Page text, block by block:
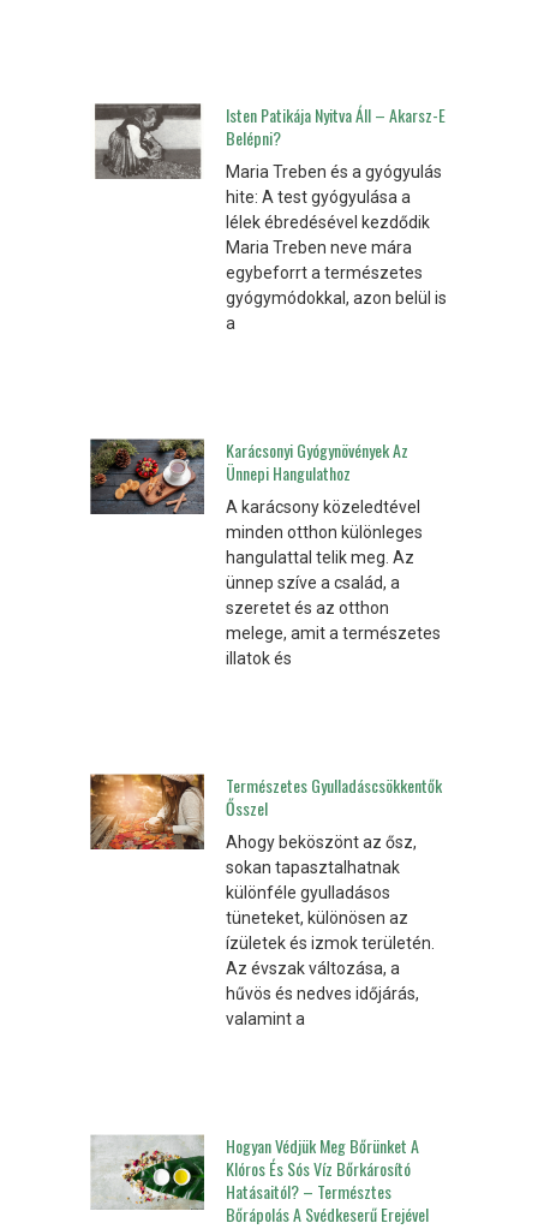
Isten Patikája Nyitva Áll – Akarsz-E
Belépni?
Maria Treben és a gyógyulás
hite: A test gyógyulása a
lélek ébredésével kezdődik
Maria Treben neve mára
egybeforrt a természetes
gyógymódokkal, azon belül is
a
Karácsonyi Gyógynövények Az
Ünnepi Hangulathoz
A karácsony közeledtével
minden otthon különleges
hangulattal telik meg. Az
ünnep szíve a család, a
szeretet és az otthon
melege, amit a természetes
illatok és
Természetes Gyulladáscsökkentők
Ősszel
Ahogy beköszönt az ősz,
sokan tapasztalhatnak
különféle gyulladásos
tüneteket, különösen az
ízületek és izmok területén.
Az évszak változása, a
hűvös és nedves időjárás,
valamint a
Hogyan Védjük Meg Bőrünket A
Klóros És Sós Víz Bőrkárosító
Hatásaitól? – Természtes
Bőrápolás A Svédkeserű Erejével